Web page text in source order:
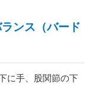
ンス（バード
に手、股関節の下